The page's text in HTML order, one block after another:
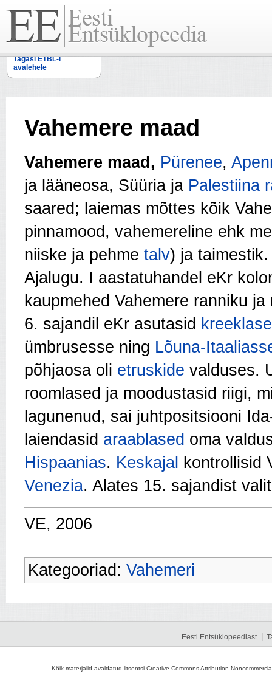
Tagasi ETBL-i
avalehele
Vahemere maad
Vahemere maad, Pürenee,
ja lääneosa, Süüria ja Palestiina
saared; laiemas mõttes kõik
pinnamood, vahemereline ehk
niiske ja pehme talv) ja
Ajalugu. I aastatuhandel eKr
kaupmehed Vahemere ranniku
6. sajandil eKr asutasid
ümbrusesse ning Lõuna-
põhjaosa oli etruskide valduses.
roomlased ja moodustasid riigi,
lagunenud, sai juhtpositsiooni
laiendasid araablased oma
Hispaanias. Keskajal kontrollisid
Venezia. Alates 15. sajandist
VE, 2006
Kategooriad: Vahemeri
Eesti Entsüklopeediast
Kõik materjalid avaldatud litsentsi Creative Commons Attribution-